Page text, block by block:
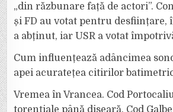
„din răzbunare față de actori”.
și FD au votat pentru desființare,
a abținut, iar USR a votat
Cum influențează adâncimea
apei acuratețea citirilor
Vremea în Vrancea. Cod
torențiale până diseară, Cod